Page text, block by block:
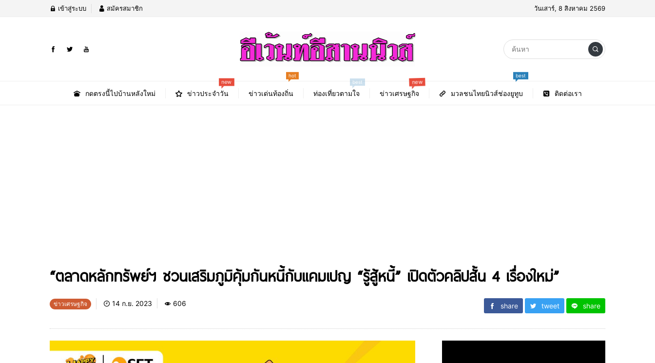
เข้าสู่ระบบ สมัครสมาชิก วันเสาร์, 8 สิงหาคม 2569
กดตรงนี้ไปบ้านหลังใหม่ ข่าวประจำวัน
new
ข่าวเด่นท้องถิ่น
hot
ท่องเที่ยวตามใจ
best
ข่าวเศรษฐกิจ
new
มวลชนไทยนิวส์ช่องยูทูบ
best
ติดต่อเรา
“ตลาดหลักทรัพย์ฯ ชวนเสริมภูมิคุ้มกันหนี้กับแคมเปญ “รู้สู้หนี้” เปิดตัวคลิปสั้น 4 เรื่องใหม่”
ข่าวเศรษฐกิจ 14 ก.ย. 2023 606 share tweet share